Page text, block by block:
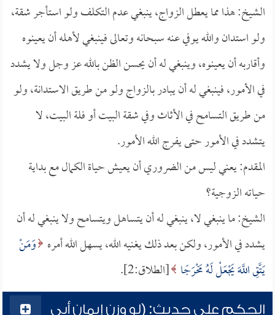
الشيخ: هذا مما يعطل الزواج، ينبغي عدم التكلف ولو استأجر شقة،
ولو استدان والله يوفي عنه سبحانه وتعالى فينبغي لأهله أن يعينوه
وأقاربه أن يعينوه، وينبغي له أن يحسن الظن بالله عز وجل ولا يشدد
في الأمور، فينبغي له أن يبادر بالزواج ولو من طريق الاستدانة، ولو
من طريق التسامح في الأثاث وفي شقة البيت أو فلة البيت، لا
يتشدد في الأمور حتى يفرج الله الأمور.
المقدم: يعني ليس من الضروري أن يعيش حياة الكمال مع بداية
حياته الزوجية؟
الشيخ: ما ينبغي لا، ينبغي له أن يتساهل ويتسامح ولا ينبغي له أن
يشدد في الأمور، ولكن بعد ذلك يغنيه الله، يسهل الله أمره وَمَنْ
يَتَّقِ اللَّهَ يَجْعَلْ لَهُ مَخْرَجًا [الطلاق:2].
الحكم على حديث: (لو وزن إيمان أبي